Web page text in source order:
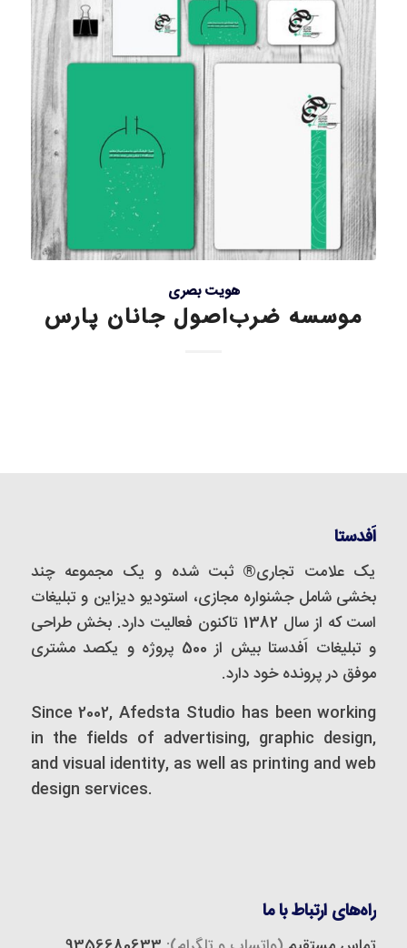
هویت بصری
موسسه ضرب‌اصول جانان پارس
اَفدستا
یک علامت تجاری® ثبت شده و یک مجموعه‌ چند
بخشی شامل جشنواره مجازی، استودیو دیزاین و تبلیغات
است که از سال 1382 تاکنون فعالیت دارد. بخش طراحی
و تبلیغات اَفدستا بیش از 500 پروژه و یکصد مشتری
موفق در پرونده خود دارد.
Since 2002, Afedsta Studio has been working
in the fields of advertising, graphic design,
and visual identity, as well as printing and web
design services.
راه‌های ارتباط با ما